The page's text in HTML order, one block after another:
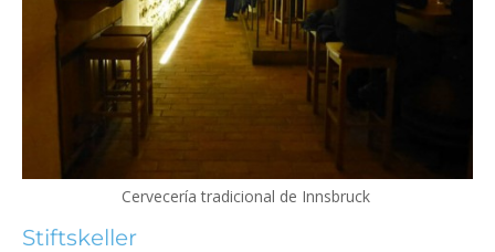
Cervecería tradicional de Innsbruck
Stiftskeller